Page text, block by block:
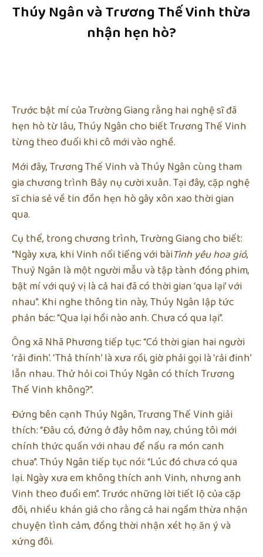
Thúy Ngân và Trương Thế Vinh thừa
nhận hẹn hò?
Trước bật mí của Trường Giang rằng hai nghệ sĩ đã
hẹn hò từ lâu, Thúy Ngân cho biết Trương Thế Vinh
từng theo đuổi khi cô mới vào nghề.
Mới đây, Trương Thế Vinh và Thúy Ngân cùng tham
gia chương trình Bảy nụ cười xuân. Tại đây, cặp nghệ
sĩ chia sẻ về tin đồn hẹn hò gây xôn xao thời gian
qua.
Cụ thể, trong chương trình, Trường Giang cho biết:
“Ngày xưa, khi Vinh nổi tiếng với bàiTình yêu hoa gió,
Thuý Ngân là một người mẫu và tập tành đóng phim,
bật mí với quý vị là cả hai đã có thời gian ‘qua lại’ với
nhau”. Khi nghe thông tin này, Thúy Ngân lập tức
phản bác: “Qua lại hồi nào anh. Chưa có qua lại”.
Ông xã Nhã Phương tiếp tục: “Có thời gian hai người
‘rải đinh’. ‘Thả thính’ là xưa rồi, giờ phải gọi là ‘rải đinh’
lẫn nhau. Thử hỏi coi Thúy Ngân có thích Trương
Thế Vinh không?”.
Đứng bên cạnh Thúy Ngân, Trương Thế Vinh giải
thích: “Đâu có, đứng ở đây hôm nay, chúng tôi mới
chính thức quấn với nhau để nấu ra món canh
chua”. Thúy Ngân tiếp tục nói: “Lúc đó chưa có qua
lại. Ngày xưa em không thích anh Vinh, nhưng anh
Vinh theo đuổi em”. Trước những lời tiết lộ của cặp
đôi, nhiều khán giả cho rằng cả hai ngầm thừa nhận
chuyện tình cảm, đồng thời nhận xét họ ăn ý và
xứng đôi.